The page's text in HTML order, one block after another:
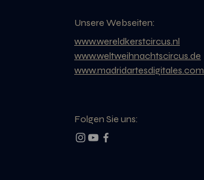
Unsere Webseiten:
www.wereldkerstcircus.nl
www.weltweihnachtscircus.de
www.madridartesdigitales.com
Folgen Sie uns: